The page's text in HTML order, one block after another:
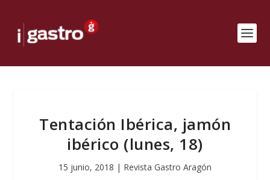
Tentación Ibérica, jamón
ibérico (lunes, 18)
15 junio, 2018 | Revista Gastro Aragón